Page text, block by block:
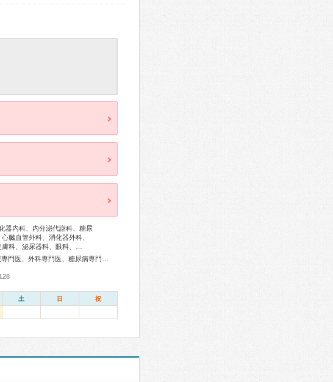
器内科、内分泌代謝科、糖尿
臓血管外科、消化器外科、
科、泌尿器科、眼科、…
土 日 祝